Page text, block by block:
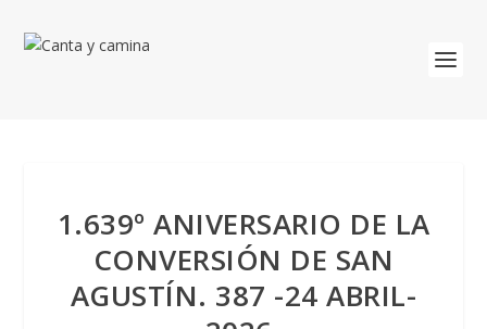
1.639º ANIVERSARIO DE LA
CONVERSIÓN DE SAN
AGUSTÍN. 387 -24 ABRIL-